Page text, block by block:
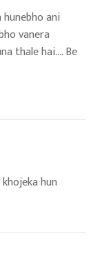
ani
vanera
thale hai…. Be
hun